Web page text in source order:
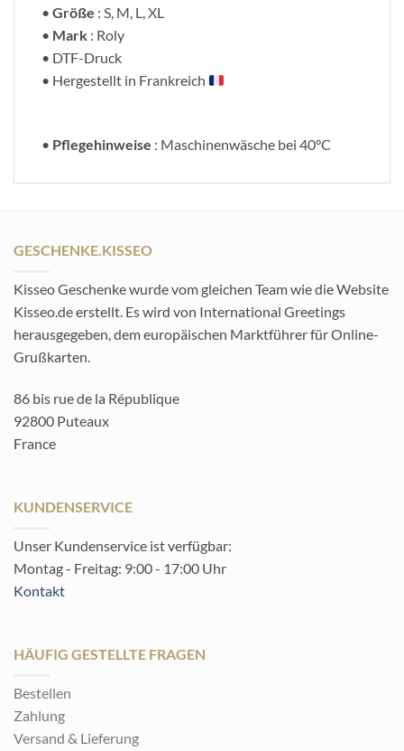
• Größe : S, M, L, XL
• Mark : Roly
• DTF-Druck
• Hergestellt in Frankreich
• Pflegehinweise : Maschinenwäsche bei 40°C
GESCHENKE.KISSEO
Kisseo Geschenke wurde vom gleichen Team wie die Website
Kisseo.de erstellt. Es wird von International Greetings
herausgegeben, dem europäischen Marktführer für Online-
Grußkarten.
86 bis rue de la République
92800 Puteaux
France
KUNDENSERVICE
Unser Kundenservice ist verfügbar:
Montag - Freitag: 9:00 - 17:00 Uhr
Kontakt
HÄUFIG GESTELLTE FRAGEN
Bestellen
Zahlung
Versand & Lieferung